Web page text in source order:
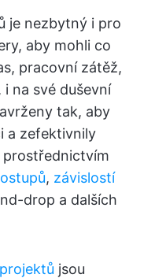
je nezbytný i pro
aby mohli co
pracovní zátěž,
na své duševní
tak, aby
a zefektivnily
, závislostí
drop a dalších
jsou